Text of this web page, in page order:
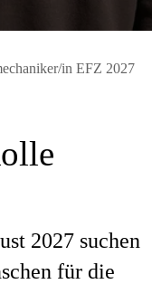
in EFZ 2027
2027 suchen
für die